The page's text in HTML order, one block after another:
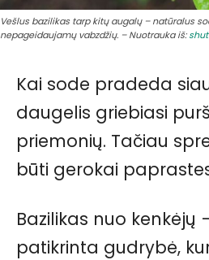
Vešlus bazilikas tarp kitų augalų – natūralus
nepageidaujamų vabzdžių. – Nuotrauka iš:
Kai sode pradeda
daugelis griebiasi
priemonių. Tačiau
būti gerokai
Bazilikas nuo kenkėjų
patikrinta gudrybė,